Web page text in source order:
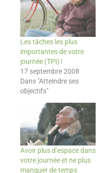
Les tâches les plus
importantes de votre
journée (TPI) !
17 septembre 2008
Dans "Atteindre ses
objectifs"
Avoir plus d’espace dans
votre journée et ne plus
manquer de temps